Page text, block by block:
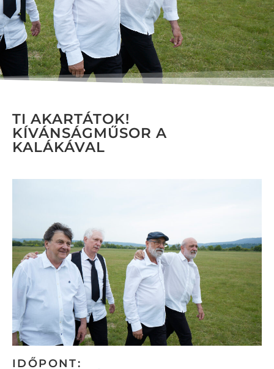
TI AKARTÁTOK!
KÍVÁNSÁGMŰSOR A
KALÁKÁVAL
IDŐPONT: